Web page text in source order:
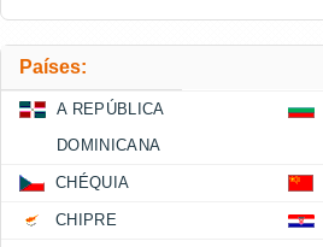
Países:
A REPÚBLICA
DOMINICANA
CHÉQUIA
CHIPRE